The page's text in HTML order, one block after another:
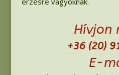
Hívjon
+36 (20)
E-